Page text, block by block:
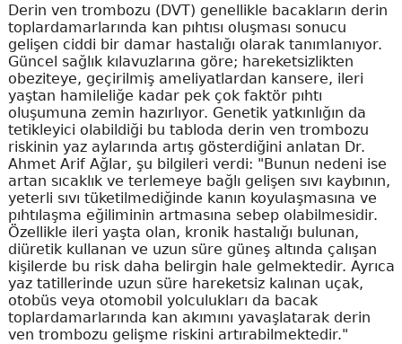
Derin ven trombozu (DVT) genellikle bacakların derin
toplardamarlarında kan pıhtısı oluşması sonucu
gelişen ciddi bir damar hastalığı olarak tanımlanıyor.
Güncel sağlık kılavuzlarına göre; hareketsizlikten
obeziteye, geçirilmiş ameliyatlardan kansere, ileri
yaştan hamileliğe kadar pek çok faktör pıhtı
oluşumuna zemin hazırlıyor. Genetik yatkınlığın da
tetikleyici olabildiği bu tabloda derin ven trombozu
riskinin yaz aylarında artış gösterdiğini anlatan Dr.
Ahmet Arif Ağlar, şu bilgileri verdi: "Bunun nedeni ise
artan sıcaklık ve terlemeye bağlı gelişen sıvı kaybının,
yeterli sıvı tüketilmediğinde kanın koyulaşmasına ve
pıhtılaşma eğiliminin artmasına sebep olabilmesidir.
Özellikle ileri yaşta olan, kronik hastalığı bulunan,
diüretik kullanan ve uzun süre güneş altında çalışan
kişilerde bu risk daha belirgin hale gelmektedir. Ayrıca
yaz tatillerinde uzun süre hareketsiz kalınan uçak,
otobüs veya otomobil yolculukları da bacak
toplardamarlarında kan akımını yavaşlatarak derin
ven trombozu gelişme riskini artırabilmektedir."